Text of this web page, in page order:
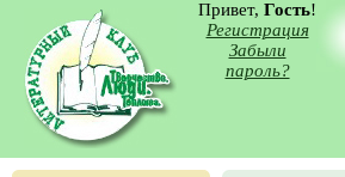
Привет, Гость!
Регистрация
Забыли
пароль?